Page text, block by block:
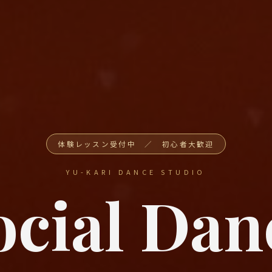
体験レッスン受付中 ／ 初心者大歓迎
YU-KARI DANCE STUDIO